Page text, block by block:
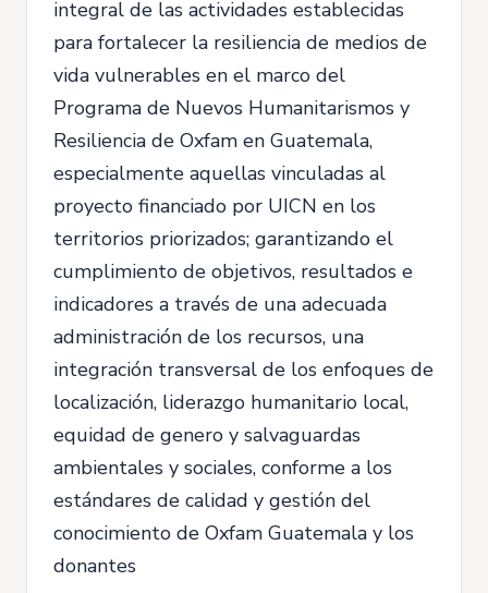
integral de las actividades establecidas
para fortalecer la resiliencia de medios de
vida vulnerables en el marco del
Programa de Nuevos Humanitarismos y
Resiliencia de Oxfam en Guatemala,
especialmente aquellas vinculadas al
proyecto financiado por UICN en los
territorios priorizados; garantizando el
cumplimiento de objetivos, resultados e
indicadores a través de una adecuada
administración de los recursos, una
integración transversal de los enfoques de
localización, liderazgo humanitario local,
equidad de genero y salvaguardas
ambientales y sociales, conforme a los
estándares de calidad y gestión del
conocimiento de Oxfam Guatemala y los
donantes